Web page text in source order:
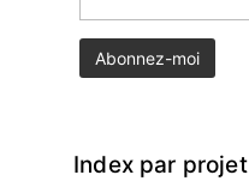
Index par projet